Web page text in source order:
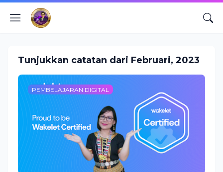
Tunjukkan catatan dari Februari, 2023
PEMBELAJARAN DIGITAL